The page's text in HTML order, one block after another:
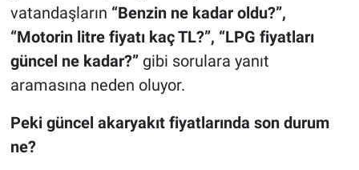
vatandaşların “Benzin ne kadar oldu?”,
“Motorin litre fiyatı kaç TL?”, “LPG fiyatları
güncel ne kadar?” gibi sorulara yanıt
aramasına neden oluyor.
Peki güncel akaryakıt fiyatlarında son durum
ne?